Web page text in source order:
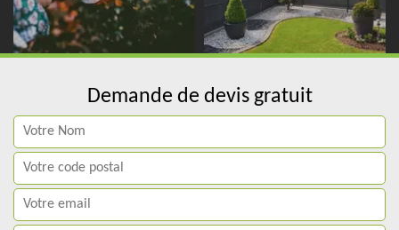
Demande de devis gratuit